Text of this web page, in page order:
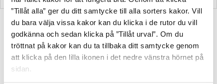
”Tillåt alla” ger du ditt samtycke till alla sorters kakor. Vill
du bara välja vissa kakor kan du klicka i de rutor du vill
godkänna och sedan klicka på ”Tillåt urval”. Om du
tröttnat på kakor kan du ta tillbaka ditt samtycke genom
att klicka på den lilla ikonen i det nedre vänstra hörnet på
sidan.
Alla mina kurser